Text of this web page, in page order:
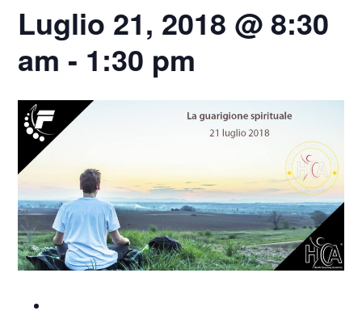
Luglio 21, 2018 @ 8:30
am - 1:30 pm